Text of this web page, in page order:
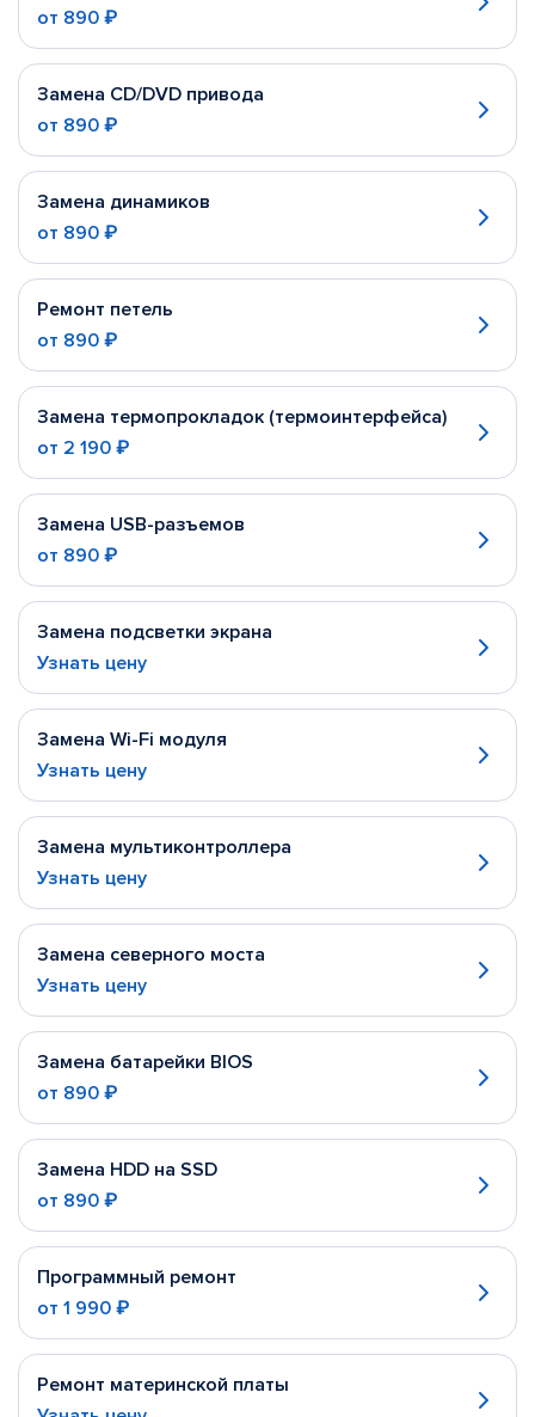
от 890 ₽
Замена CD/DVD привода
от 890 ₽
Замена динамиков
от 890 ₽
Ремонт петель
от 890 ₽
Замена термопрокладок (термоинтерфейса)
от 2 190 ₽
Замена USB-разъемов
от 890 ₽
Замена подсветки экрана
Узнать цену
Замена Wi-Fi модуля
Узнать цену
Замена мультиконтроллера
Узнать цену
Замена северного моста
Узнать цену
Замена батарейки BIOS
от 890 ₽
Замена HDD на SSD
от 890 ₽
Программный ремонт
от 1 990 ₽
Ремонт материнской платы